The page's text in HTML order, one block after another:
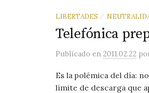
LIBERTADES /
Telefónica
Publicado en 2011.02.22
Es la polémica del día:
límite de descarga que